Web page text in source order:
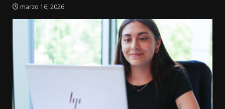
marzo 16, 2026